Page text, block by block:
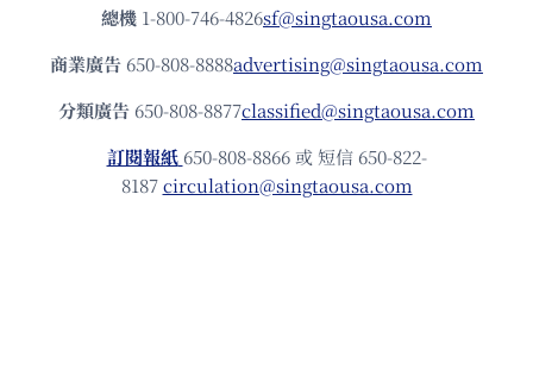
總機 1-800-746-4826sf@singtaousa.com
商業廣告 650-808-8888advertising@singtaousa.com
分類廣告 650-808-8877classified@singtaousa.com
訂閱報紙 650-808-8866 或 短信 650-822-
8187circulation@singtaousa.com